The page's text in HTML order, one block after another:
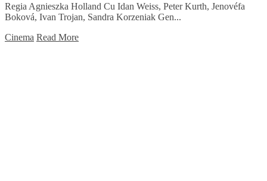
Regia Agnieszka Holland Cu Idan Weiss, Peter Kurth, Jenovéfa
Boková, Ivan Trojan, Sandra Korzeniak Gen...
Cinema Read More